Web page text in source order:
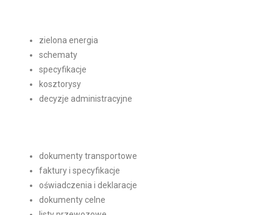
zielona energia
schematy
specyfikacje
kosztorysy
decyzje administracyjne
dokumenty transportowe
faktury i specyfikacje
oświadczenia i deklaracje
dokumenty celne